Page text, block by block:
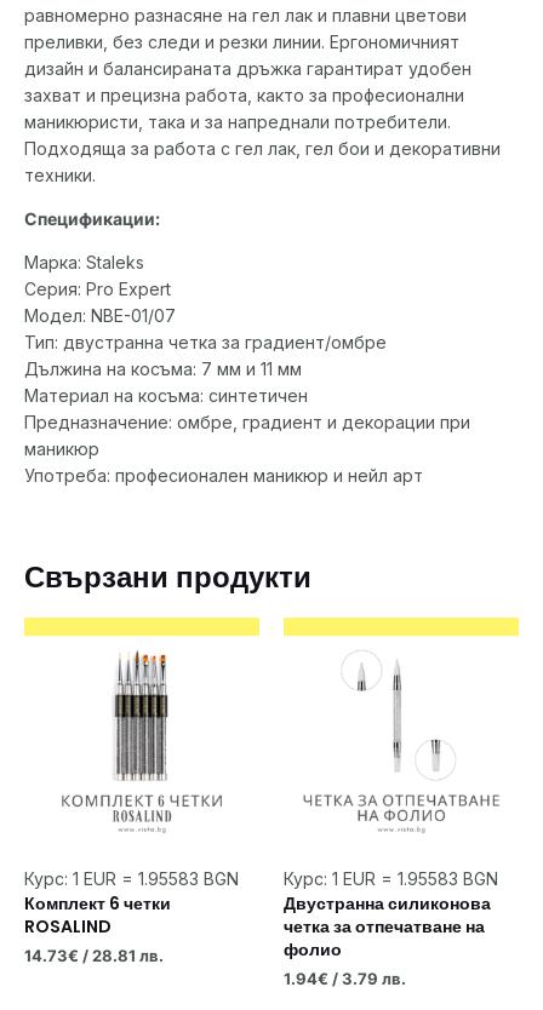
равномерно разнасяне на гел лак и плавни цветови
преливки, без следи и резки линии. Ергономичният
дизайн и балансираната дръжка гарантират удобен
захват и прецизна работа, както за професионални
маникюристи, така и за напреднали потребители.
Подходяща за работа с гел лак, гел бои и декоративни
техники.
Спецификации:
Марка: Staleks
Серия: Pro Expert
Модел: NBE-01/07
Тип: двустранна четка за градиент/омбре
Дължина на косъма: 7 мм и 11 мм
Материал на косъма: синтетичен
Предназначение: омбре, градиент и декорации при
маникюр
Употреба: професионален маникюр и нейл арт
Свързани продукти
Курс: 1 EUR = 1.95583 BGN
Комплект 6 четки
ROSALIND
14.73€ / 28.81 лв.
Курс: 1 EUR = 1.95583 BGN
Двустранна силиконова
четка за отпечатване на
фолио
1.94€ / 3.79 лв.